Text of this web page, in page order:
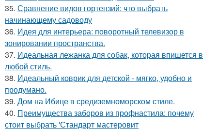
35. Сравнение видов гортензий: что выбрать
начинающему садоводу
36. Идея для интерьера: поворотный телевизор в
зонировании пространства.
37. Идеальная лежанка для собак, которая впишется в
любой стиль.
38. Идеальный коврик для детской - мягко, удобно и
продумано.
39. Дом на Ибице в средиземноморском стиле.
40. Преимущества заборов из профнастила: почему
стоит выбрать 'Стандарт мастеровит